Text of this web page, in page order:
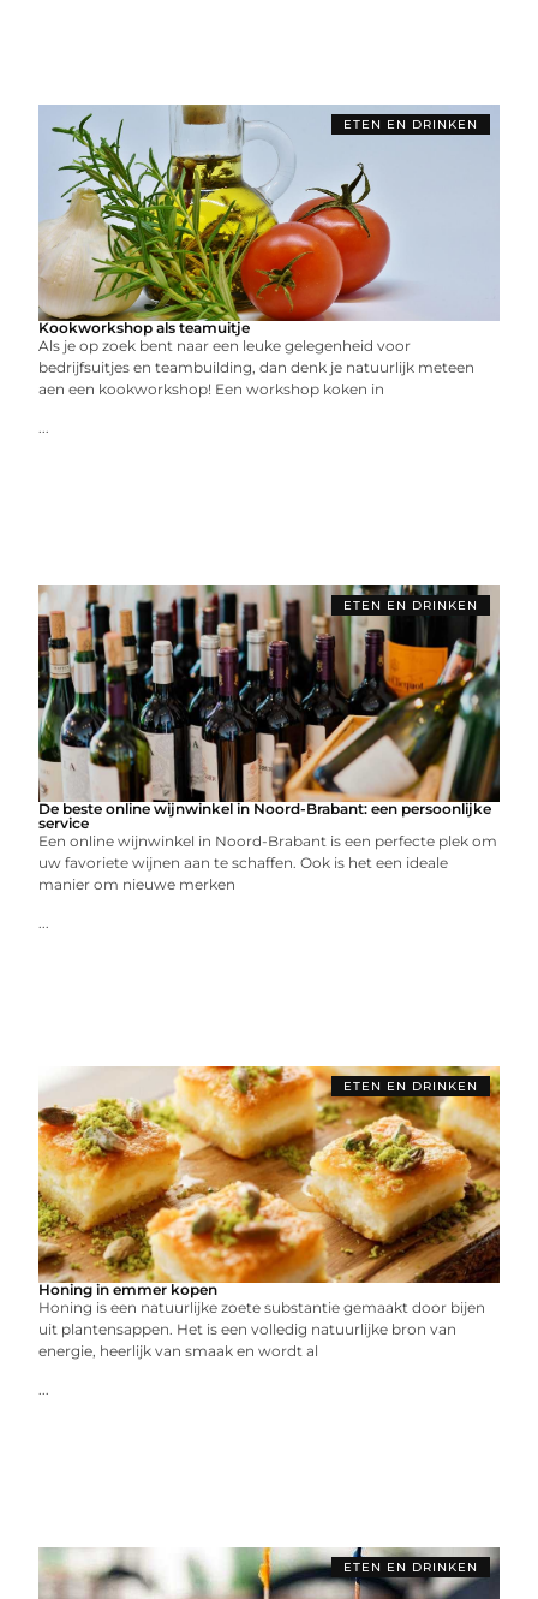
ETEN EN DRINKEN
Kookworkshop als teamuitje
Als je op zoek bent naar een leuke gelegenheid voor
bedrijfsuitjes en teambuilding, dan denk je natuurlijk meteen
aen een kookworkshop! Een workshop koken in
...
ETEN EN DRINKEN
De beste online wijnwinkel in Noord-Brabant: een persoonlijke
service
Een online wijnwinkel in Noord-Brabant is een perfecte plek om
uw favoriete wijnen aan te schaffen. Ook is het een ideale
manier om nieuwe merken
...
ETEN EN DRINKEN
Honing in emmer kopen
Honing is een natuurlijke zoete substantie gemaakt door bijen
uit plantensappen. Het is een volledig natuurlijke bron van
energie, heerlijk van smaak en wordt al
...
ETEN EN DRINKEN